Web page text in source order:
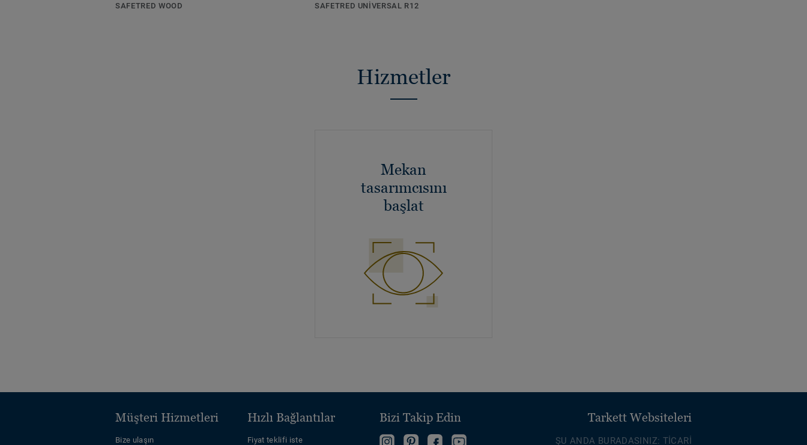
SAFETRED WOOD
SAFETRED UNIVERSAL R12
Hizmetler
Mekan
tasarımcısını
başlat
Müşteri Hizmetleri
Bize ulaşın
Hızlı Bağlantılar
Fiyat teklifi iste
Bizi Takip Edin
Bizi Bizi Facebook'ta
Tarkett Websiteleri
ŞU ANDA BURADASINIZ: TİCARİ